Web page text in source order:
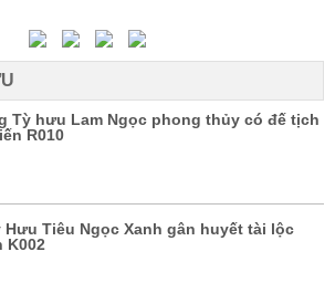
Tỳ hưu Lam Ngọc phong thủy có đế tịch
R010
Tiêu Ngọc Xanh gân huyết tài lộc
K002